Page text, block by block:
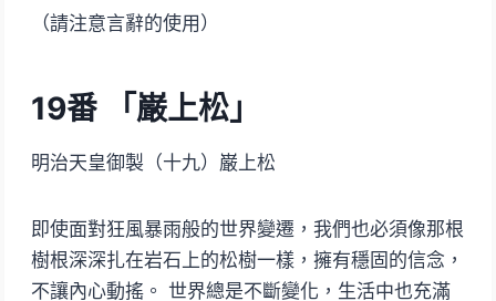
（請注意言辭的使用）
19番 「巌上松」
明治天皇御製（十九）巌上松
即使面對狂風暴雨般的世界變遷，我們也必須像那根
樹根深深扎在岩石上的松樹一樣，擁有穩固的信念，
不讓內心動搖。 世界總是不斷變化，生活中也充滿